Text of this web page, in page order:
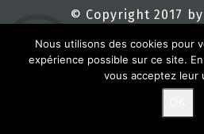
© Copyright 2017 by
Nous utilisons des cookies pour
expérience possible sur ce site.
vous acceptez leur